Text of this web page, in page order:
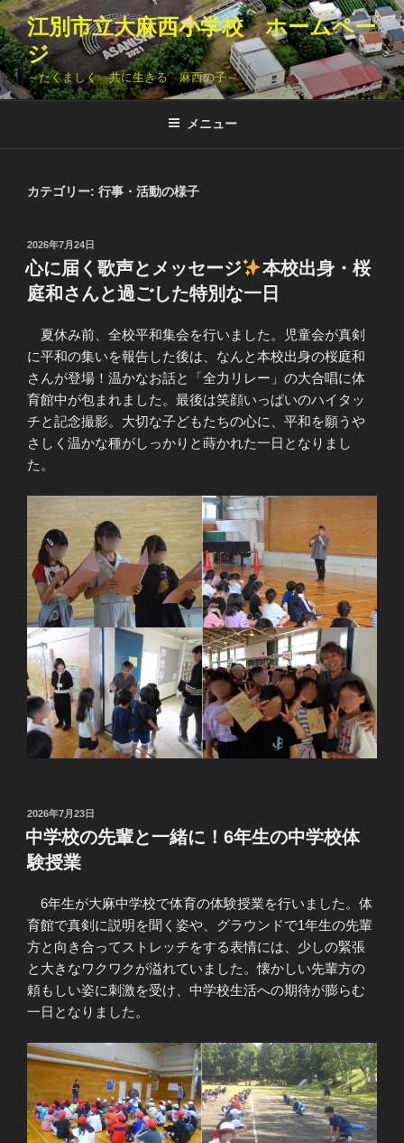
コ
ン
テ
ン
ツ
江別市立大麻西小学校 ホームペー
ジ
～たくましく 共に生きる 麻西の子～
メニュー
カテゴリー: 行事・活動の様子
投
稿
日:
2026年7月24日
心に届く歌声とメッセージ
本校出身・桜
庭和さんと過ごした特別な一日
夏休み前、全校平和集会を行いました。児童会が真剣
に平和の集いを報告した後は、なんと本校出身の桜庭和
さんが登場！温かなお話と「全力リレー」の大合唱に体
育館中が包まれました。最後は笑顔いっぱいのハイタッ
チと記念撮影。大切な子どもたちの心に、平和を願うや
さしく温かな種がしっかりと蒔かれた一日となりまし
た。
投
稿
日:
2026年7月23日
中学校の先輩と一緒に！6年生の中学校体
験授業
6年生が大麻中学校で体育の体験授業を行いました。体
育館で真剣に説明を聞く姿や、グラウンドで1年生の先輩
方と向き合ってストレッチをする表情には、少しの緊張
と大きなワクワクが溢れていました。懐かしい先輩方の
頼もしい姿に刺激を受け、中学校生活への期待が膨らむ
一日となりました。